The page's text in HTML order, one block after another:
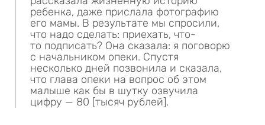
ребенка, даже прислала фотографию
его мамы. В результате мы спросили,
что надо сделать: приехать, что-
то подписать? Она сказала: я поговорю
с начальником опеки. Спустя
несколько дней позвонила и сказала,
что глава опеки на вопрос об этом
малыше как бы в шутку озвучила
цифру — 80 [тысяч рублей].